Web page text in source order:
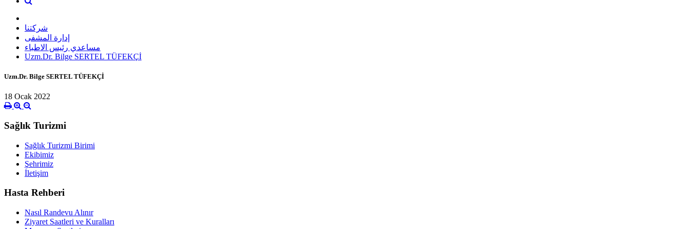
شركتنا
إدارة المشفى
مساعدي رئيس الاطباء
Uzm.Dr. Bilge SERTEL TÜFEKÇİ
Uzm.Dr. Bilge SERTEL TÜFEKÇİ
18 Ocak 2022
Sağlık Turizmi
Sağlık Turizmi Birimi
Ekibimiz
Şehrimiz
İletişim
Hasta Rehberi
Nasıl Randevu Alınır
Ziyaret Saatleri ve Kuralları